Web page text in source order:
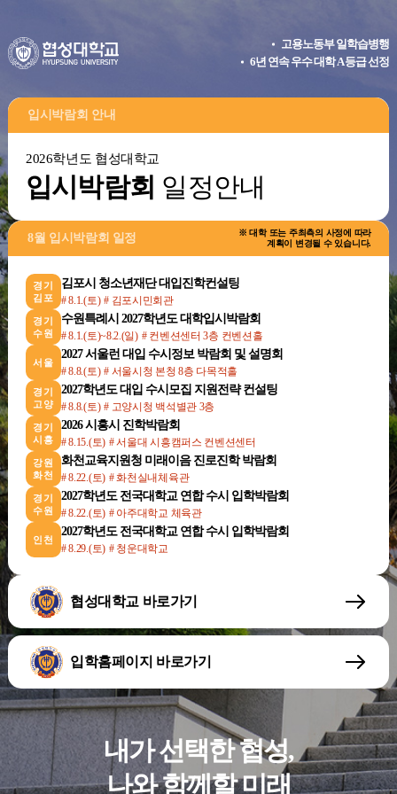
고용노동부 일학습병행
6년 연속 우수 대학 A 등급 선정
입시박람회 안내
2026학년도 협성대학교
입시박람회 일정안내
8월 입시박람회 일정
※ 대학 또는 주최측의 사정에 따라
계획이 변경될 수 있습니다.
경기
김포
김포시 청소년재단 대입진학컨설팅
# 8.1.(토) # 김포시민회관
경기
수원
수원특례시 2027학년도 대학입시박람회
# 8.1.(토)~8.2.(일) # 컨벤션센터 3층 컨벤션홀
서울
2027 서울런 대입 수시정보 박람회 및 설명회
# 8.8.(토) # 서울시청 본청 8층 다목적홀
경기
고양
2027학년도 대입 수시모집 지원전략 컨설팅
# 8.8.(토) # 고양시청 백석별관 3층
경기
시흥
2026 시흥시 진학박람회
# 8.15.(토) # 서울대 시흥캠퍼스 컨벤션센터
강원
화천
화천교육지원청 미래이음 진로진학 박람회
# 8.22.(토) # 화천실내체육관
경기
수원
2027학년도 전국대학교 연합 수시 입학박람회
# 8.22.(토) # 아주대학교 체육관
인천
2027학년도 전국대학교 연합 수시 입학박람회
# 8.29.(토) # 청운대학교
협성대학교 바로가기
입학홈페이지 바로가기
내가 선택한 협성,
나와 함께할 미래